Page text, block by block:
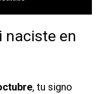
naciste en
, tu signo